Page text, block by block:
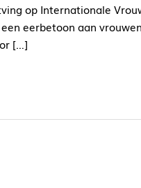
op Internationale
eerbetoon aan
[…]